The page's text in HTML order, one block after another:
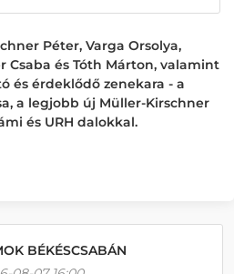
Péter, Varga Orsolya,
Csaba és Tóth Márton, valamint
és érdeklődő zenekara - a
a legjobb új Müller-Kirschner
és URH dalokkal.
BÉKÉSCSABÁN